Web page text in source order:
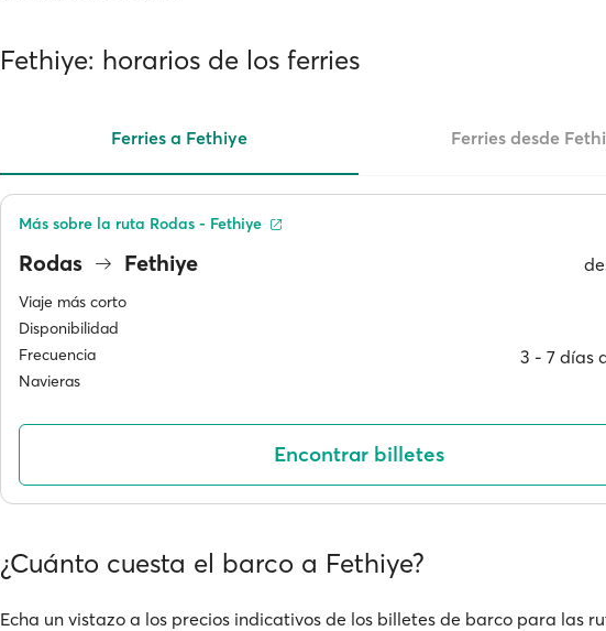
Fethiye: horarios de los ferries
Ferries a Fethiye Ferries desde
Rodas Fethiye
Viaje más corto
Disponibilidad
Frecuencia 3 ‐ 7 días
Navieras
Más sobre la ruta Rodas - Fethiye
Encontrar billetes
¿Cuánto cuesta el barco a Fethiye?
Echa un vistazo a los precios indicativos de los billetes de barco para las